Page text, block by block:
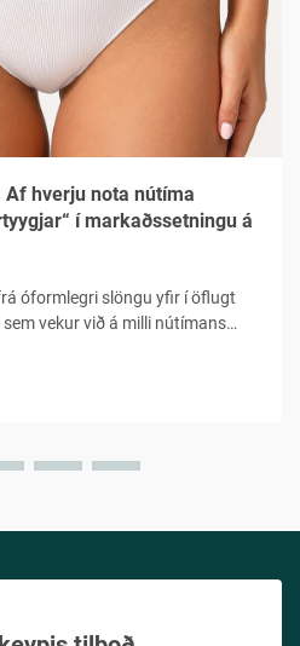
hverju nota nútíma
í markaðssetningu á
óformlegri slöngu yfir í öflugt
vekur við á milli nútímans
fyrir hversdagsleit,